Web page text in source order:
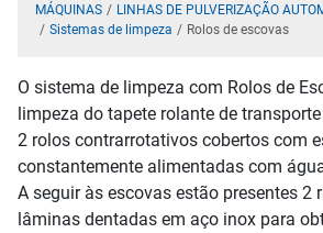
MÁQUINAS
LINHAS DE PULVERIZAÇÃO
Sistemas de limpeza
Rolos de escovas
O sistema de limpeza com Rolos de
limpeza do tapete rolante de
2 rolos contrarrotativos cobertos com
constantemente alimentadas com
A seguir às escovas estão presentes 2
lâminas dentadas em aço inox para